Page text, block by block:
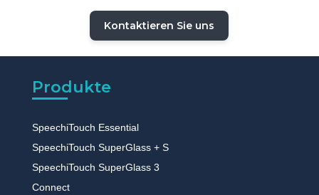
Kontaktieren Sie uns
Produkte
SpeechiTouch Essential
SpeechiTouch SuperGlass + S
SpeechiTouch SuperGlass 3
Connect